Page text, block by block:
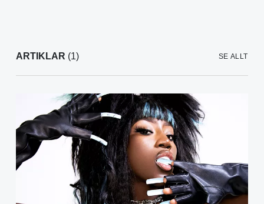
ARTIKLAR (1) SE ALLT